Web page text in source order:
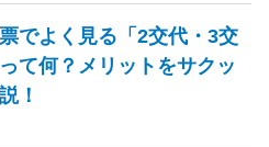
でよく見る「2交代・3交
て何？メリットをサクッ
！